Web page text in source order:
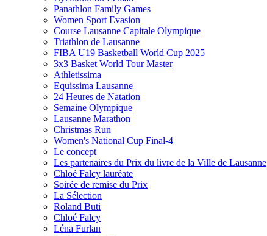
Panathlon Family Games
Women Sport Evasion
Course Lausanne Capitale Olympique
Triathlon de Lausanne
FIBA U19 Basketball World Cup 2025
3x3 Basket World Tour Master
Athletissima
Equissima Lausanne
24 Heures de Natation
Semaine Olympique
Lausanne Marathon
Christmas Run
Women's National Cup Final-4
Le concept
Les partenaires du Prix du livre de la Ville de Lausanne
Chloé Falcy lauréate
Soirée de remise du Prix
La Sélection
Roland Buti
Chloé Falcy
Léna Furlan